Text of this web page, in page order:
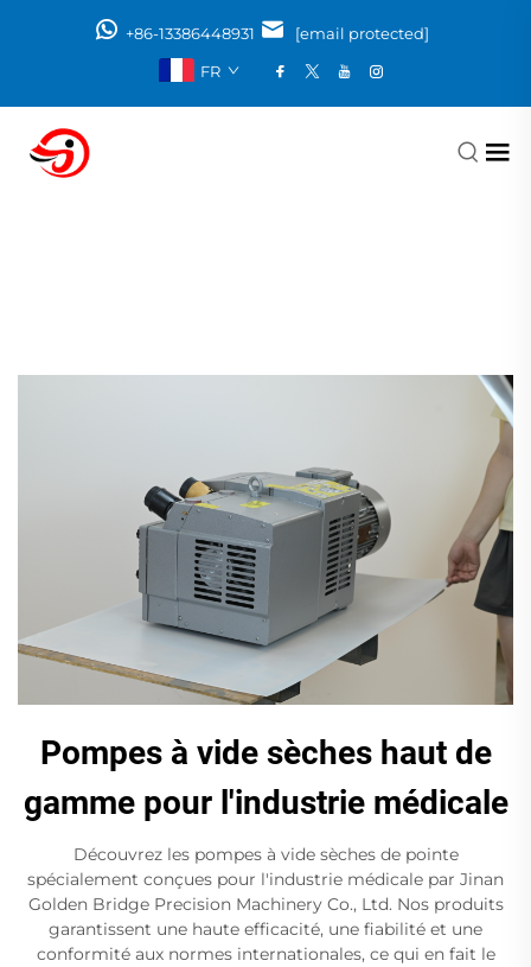
+86-13386448931
[email protected]
FR
Pompes à vide sèches haut de
gamme pour l'industrie médicale
Découvrez les pompes à vide sèches de pointe
spécialement conçues pour l'industrie médicale par Jinan
Golden Bridge Precision Machinery Co., Ltd. Nos produits
garantissent une haute efficacité, une fiabilité et une
conformité aux normes internationales, ce qui en fait le